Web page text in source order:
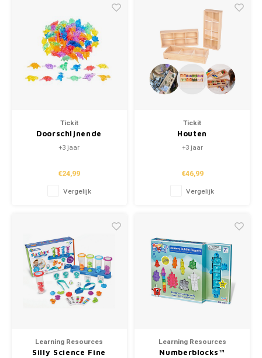
Tickit
Doorschijnende
Gekleurde
+3 jaar
€24,99
Vergelijk
Tickit
Houten
ontdekkingsdozen
+3 jaar
€46,99
Vergelijk
Learning Resources
Silly Science Fine
Learning Resources
Numberblocks™